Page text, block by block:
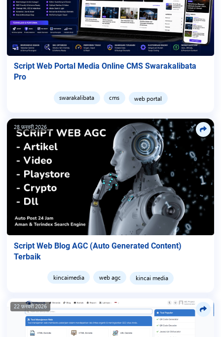
Script Web Portal Media Online CMS Swarakalibata
Pro
swarakalibata cms web portal
28 फ़रवरी 2026
Script Web Blog AGC (Auto Generated Content)
Terbaik
kincaimedia web agc kincai media
22 फ़रवरी 2026